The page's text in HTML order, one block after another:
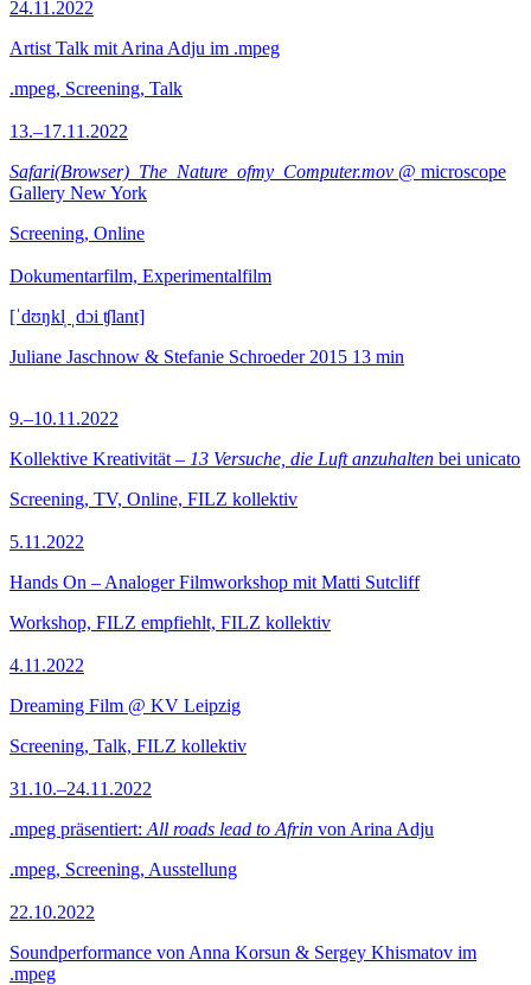
24.11.2022
Artist Talk mit Arina Adju im .mpeg
.mpeg, Screening, Talk
13.–17.11.2022
Safari(Browser)_The_Nature_ofmy_Computer.mov @ microscope
Gallery New York
Screening, Online
Dokumentarfilm, Experimentalfilm
[ˈdʊŋkl̩ ˌdɔi ʧlant]
Juliane Jaschnow & Stefanie Schroeder 2015 13 min
9.–10.11.2022
Kollektive Kreativität – 13 Versuche, die Luft anzuhalten bei unicato
Screening, TV, Online, FILZ kollektiv
5.11.2022
Hands On – Analoger Filmworkshop mit Matti Sutcliff
Workshop, FILZ empfiehlt, FILZ kollektiv
4.11.2022
Dreaming Film @ KV Leipzig
Screening, Talk, FILZ kollektiv
31.10.–24.11.2022
.mpeg präsentiert: All roads lead to Afrin von Arina Adju
.mpeg, Screening, Ausstellung
22.10.2022
Soundperformance von Anna Korsun & Sergey Khismatov im
.mpeg